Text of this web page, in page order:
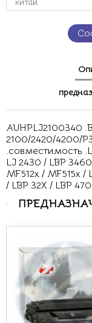
AUHPLJ2100340
2100/2420/4200/
.совместимость
LJ 2430 / LBP
MF512x / MF515x /
/ LBP 32X / LBP